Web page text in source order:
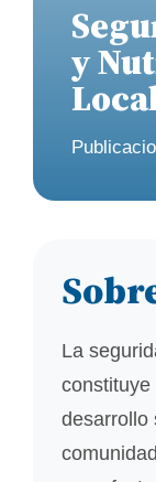
y
La
constituye
desarrollo